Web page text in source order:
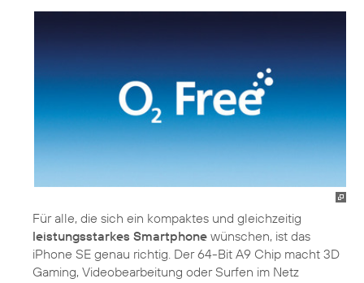
Für alle, die sich ein kompaktes und gleichzeitig
leistungsstarkes Smartphone wünschen, ist das
iPhone SE genau richtig. Der 64-Bit A9 Chip macht 3D
Gaming, Videobearbeitung oder Surfen im Netz